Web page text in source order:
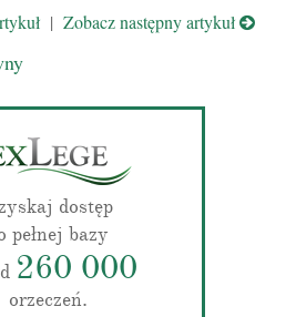
| Zobacz następny artykuł
dostęp
pełnej bazy
260 000
orzeczeń.